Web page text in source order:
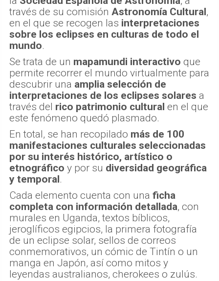
través de su comisión Astronomía Cultural ,
en el que se recogen las interpretaciones
sobre los eclipses en culturas de todo el
mundo.
Se trata de un mapamundi interactivo que
permite recorrer el mundo virtualmente para
descubrir una amplia selección de
interpretaciones de los eclipses solares a
través del rico patrimonio cultural en el que
este fenómeno quedó plasmado.
En total, se han recopilado más de 100
manifestaciones culturales seleccionadas
por su interés histórico, artístico o
etnográfico y por su diversidad geográfica
y temporal .
Cada elemento cuenta con una ficha
completa con información detallada, con
murales en Uganda, textos bíblicos,
jeroglíficos egipcios, la primera fotografía
de un eclipse solar, sellos de correos
conmemorativos, un cómic de Tintín o un
manga en Japón, así como mitos y
leyendas australianos, cherokees o zulús.